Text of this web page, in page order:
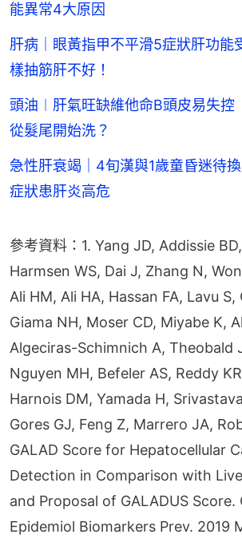
能異常4大原因
肝病｜眼黃指甲不平滑5症狀肝功
樣抽筋肝不好！
頭油︱肝氣旺缺維他命B頭皮易失
從髮尾開始洗？
急性肝衰竭｜4旬漢與1歲童昏迷待
症狀患肝炎高危
參考資料：1. Yang JD, Addissie
Harmsen WS, Dai J, Zhang N,
Ali HM, Ali HA, Hassan FA, Lavu S,
Giama NH, Moser CD, Miyabe K,
Algeciras-Schimnich A, Theobald
Nguyen MH, Befeler AS, Reddy
Harnois DM, Yamada H,
Gores GJ, Feng Z, Marrero JA,
GALAD Score for Hepatocellular
Detection in Comparison with
and Proposal of GALADUS Score.
Epidemiol Biomarkers Prev. 2019